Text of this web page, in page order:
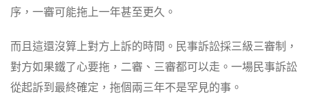
序，一審可能拖上一年甚至更久。
而且這還沒算上對方上訴的時間。民事訴訟採三級三審制，
對方如果鐵了心要拖，二審、三審都可以走。一場民事訴訟
從起訴到最終確定，拖個兩三年不是罕見的事。